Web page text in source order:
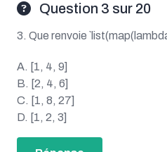
Question 3 sur 20
3. Que renvoie
A. [1, 4, 9]
B. [2, 4, 6]
C. [1, 8, 27]
D. [1, 2, 3]